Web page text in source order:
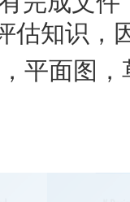
估知识，
平面图